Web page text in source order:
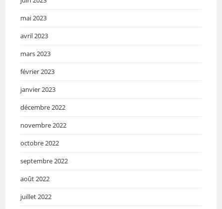
mai 2023
avril 2023
mars 2023
février 2023
janvier 2023
décembre 2022
novembre 2022
octobre 2022
septembre 2022
août 2022
juillet 2022